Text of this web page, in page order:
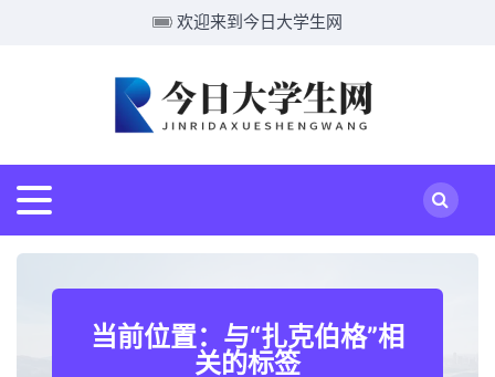
欢迎来到今日大学生网
当前位置：与“扎克伯格”相
关的标签